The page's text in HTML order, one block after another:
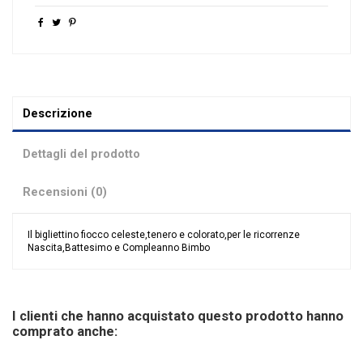
Descrizione
Dettagli del prodotto
Recensioni (0)
Il bigliettino fiocco celeste,tenero e colorato,per le ricorrenze
Nascita,Battesimo e Compleanno Bimbo
I clienti che hanno acquistato questo prodotto hanno
comprato anche: